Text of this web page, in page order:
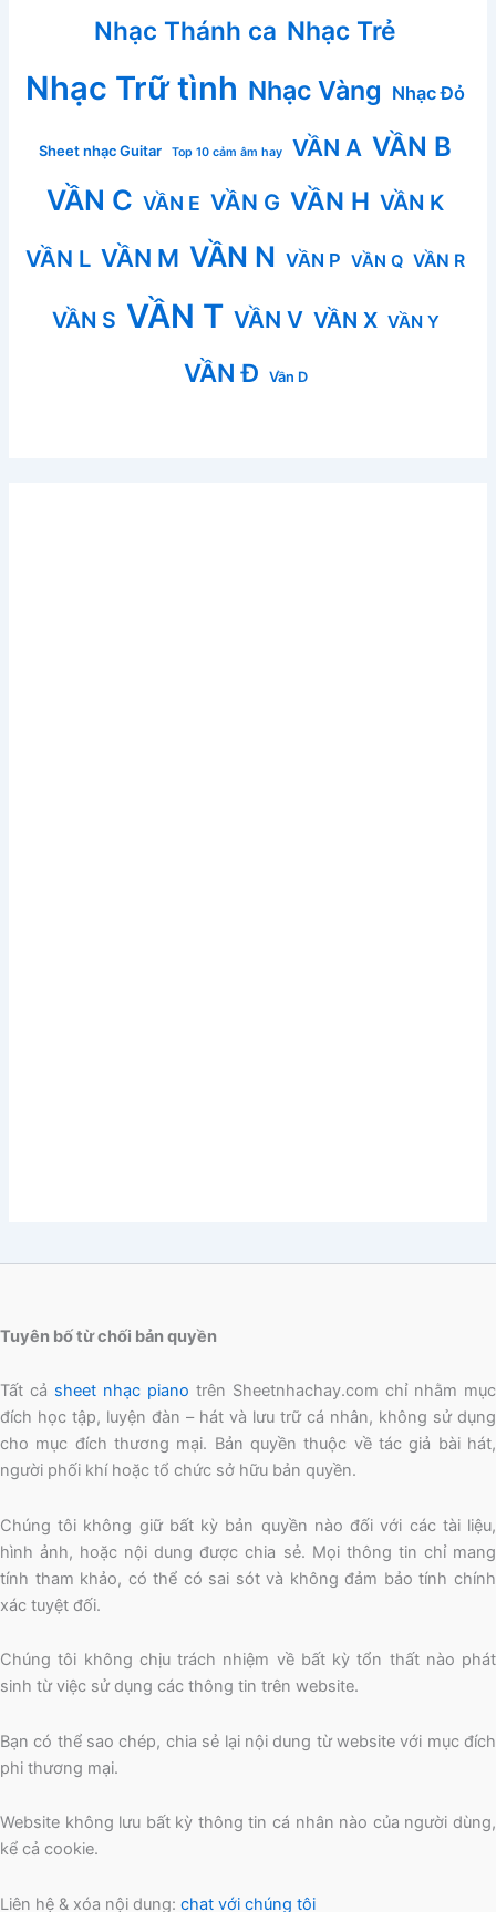
Nhạc Thánh ca Nhạc Trẻ
Nhạc Trữ tình Nhạc Vàng Nhạc Đỏ
Sheet nhạc Guitar Top 10 cảm âm hay VẦN A VẦN B
VẦN C VẦN E VẦN G VẦN H VẦN K
VẦN L VẦN M VẦN N VẦN P VẦN Q VẦN R
VẦN S VẦN T VẦN V VẦN X VẦN Y
VẦN Đ Vần D
Tuyên bố từ chối bản quyền
Tất cả sheet nhạc piano trên Sheetnhachay.com chỉ nhằm mục
đích học tập, luyện đàn – hát và lưu trữ cá nhân, không sử dụng
cho mục đích thương mại. Bản quyền thuộc về tác giả bài hát,
người phối khí hoặc tổ chức sở hữu bản quyền.
Chúng tôi không giữ bất kỳ bản quyền nào đối với các tài liệu,
hình ảnh, hoặc nội dung được chia sẻ. Mọi thông tin chỉ mang
tính tham khảo, có thể có sai sót và không đảm bảo tính chính
xác tuyệt đối.
Chúng tôi không chịu trách nhiệm về bất kỳ tổn thất nào phát
sinh từ việc sử dụng các thông tin trên website.
Bạn có thể sao chép, chia sẻ lại nội dung từ website với mục đích
phi thương mại.
Website không lưu bất kỳ thông tin cá nhân nào của người dùng,
kể cả cookie.
Liên hệ & xóa nội dung: chat với chúng tôi